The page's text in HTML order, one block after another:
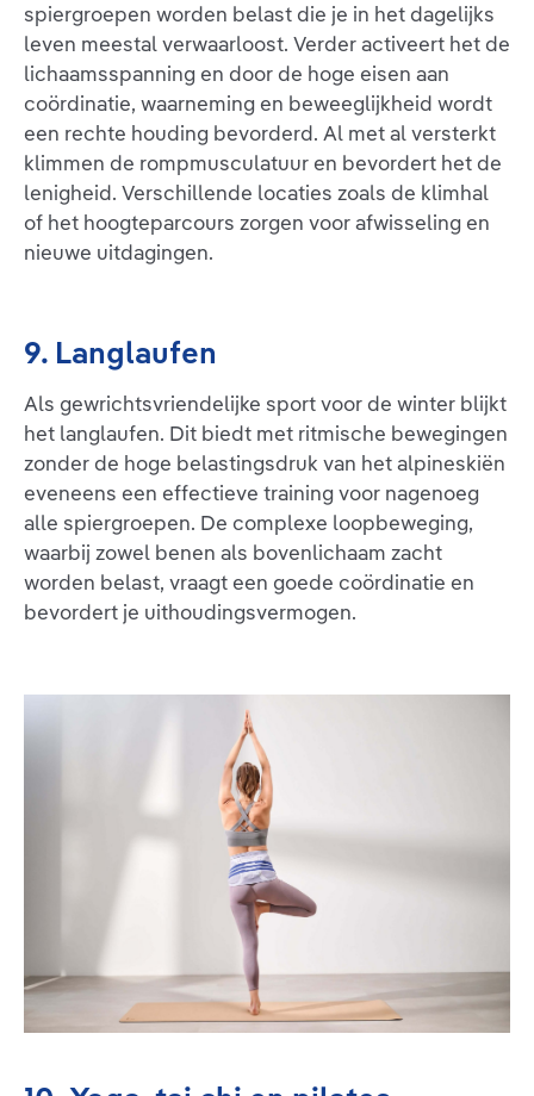
spiergroepen worden belast die je in het dagelijks
leven meestal verwaarloost. Verder activeert het de
lichaamsspanning en door de hoge eisen aan
coördinatie, waarneming en beweeglijkheid wordt
een rechte houding bevorderd. Al met al versterkt
klimmen de rompmusculatuur en bevordert het de
lenigheid. Verschillende locaties zoals de klimhal
of het hoogteparcours zorgen voor afwisseling en
nieuwe uitdagingen.
9. Langlaufen
Als gewrichtsvriendelijke sport voor de winter blijkt
het langlaufen. Dit biedt met ritmische bewegingen
zonder de hoge belastingsdruk van het alpineskiën
eveneens een effectieve training voor nagenoeg
alle spiergroepen. De complexe loopbeweging,
waarbij zowel benen als bovenlichaam zacht
worden belast, vraagt een goede coördinatie en
bevordert je uithoudingsvermogen.